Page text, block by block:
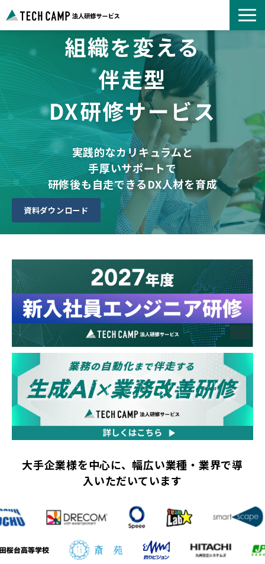
よくあるご質問
お知らせ
事例紹介一覧
コース一覧
選ばれる理由
パートナー募集
組織を変える
伴走型
DX研修サービス
実践的なカリキュラムと
手厚いサポートで
研修後も自走できるDX人材を育成
資料ダウンロード
大手企業様を中心に、幅広い業種・業界で導
入いただいています